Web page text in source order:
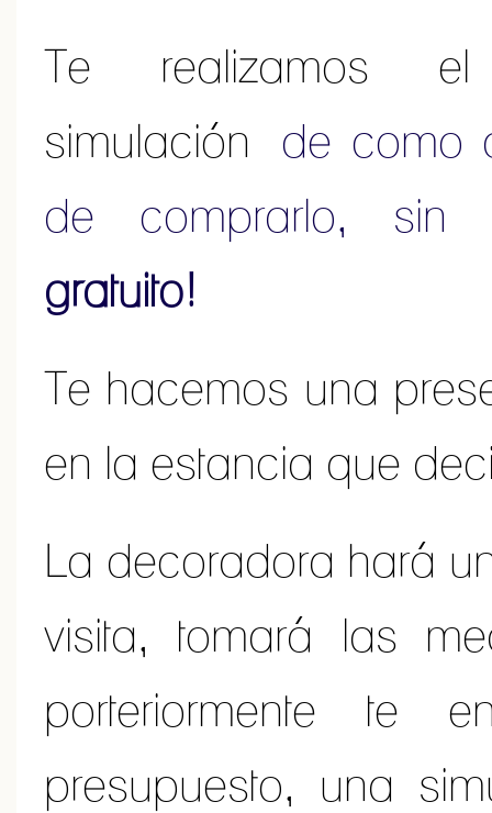
Te realizamos
simulación de como
de comprarlo, sin
gratuito!
Te hacemos una
en la estancia que
La decoradora hará
visita, tomará las
porteriormente te
presupuesto, una